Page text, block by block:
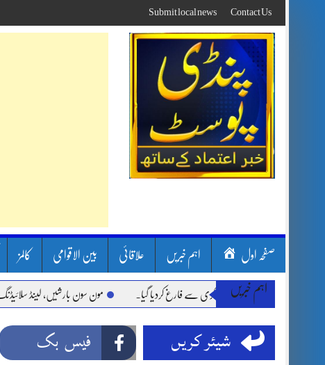
to
content
Contact Us
Submit local news
صفحہ اول اہم خبریں علاقائی بین الاقوامی کالمز
اہم خبریں مون سون بارشیں، لینڈ سلائیڈنگ اور
شیئر کریں فیس بک